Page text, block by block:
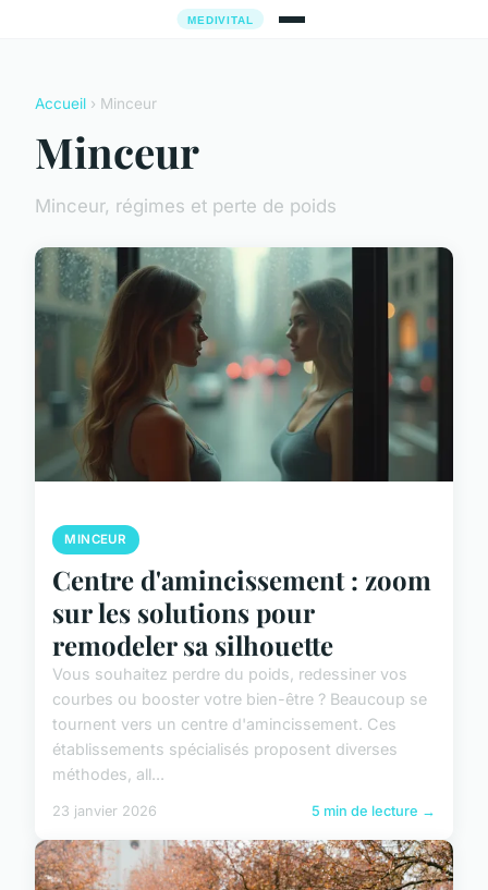
Accueil › Minceur
Minceur
Minceur, régimes et perte de poids
MINCEUR
Centre d'amincissement : zoom
sur les solutions pour
remodeler sa silhouette
Vous souhaitez perdre du poids, redessiner vos
courbes ou booster votre bien-être ? Beaucoup se
tournent vers un centre d'amincissement. Ces
établissements spécialisés proposent diverses
méthodes, all...
23 janvier 2026 5 min de lecture →